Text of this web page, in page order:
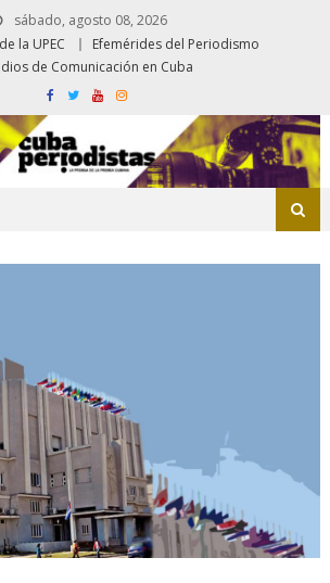
sábado, agosto 08, 2026
la UPEC
Efemérides del Periodismo
de Comunicación en Cuba